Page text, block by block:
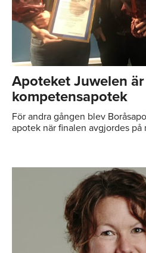
Apoteket Juwelen
kompetensapotek
För andra gången blev
apotek när finalen avgjordes på